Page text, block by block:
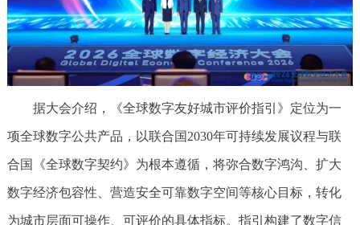
据大会介绍，《全球数字友好城市评价指引》定位为一
项全球数字公共产品，以联合国2030年可持续发展议程与联
合国《全球数字契约》为根本遵循，将弥合数字鸿沟、扩大
数字经济包容性、营造安全可靠数字空间等核心目标，转化
为城市层面可操作、可评价的具体指标。指引构建了数字信